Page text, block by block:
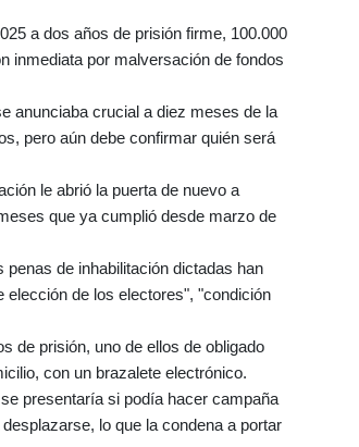
a dos años de prisión firme, 100.000
inmediata por malversación de fondos
anunciaba crucial a diez meses de la
pero aún debe confirmar quién será
le abrió la puerta de nuevo a
que ya cumplió desde marzo de
de inhabilitación dictadas han
elección de los electores", "condición
de prisión, uno de ellos de obligado
con un brazalete electrónico.
presentaría si podía hacer campaña
lo que la condena a portar